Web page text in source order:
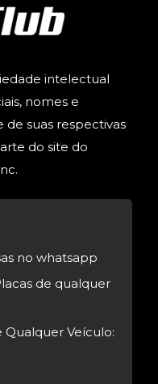
intelectual
nomes e
suas respectivas
do site do
no whatsapp
de qualquer
Qualquer Veículo: